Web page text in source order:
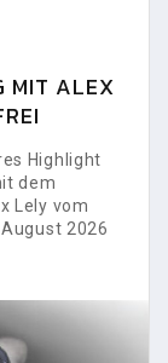
MIT ALEX
Highlight
dem
Lely vom
2026